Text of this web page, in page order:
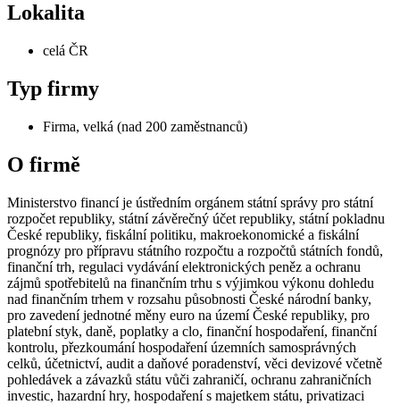
Lokalita
celá ČR
Typ firmy
Firma, velká (nad 200 zaměstnanců)
O firmě
Ministerstvo financí je ústředním orgánem státní správy pro státní
rozpočet republiky, státní závěrečný účet republiky, státní pokladnu
České republiky, fiskální politiku, makroekonomické a fiskální
prognózy pro přípravu státního rozpočtu a rozpočtů státních fondů,
finanční trh, regulaci vydávání elektronických peněz a ochranu
zájmů spotřebitelů na finančním trhu s výjimkou výkonu dohledu
nad finančním trhem v rozsahu působnosti České národní banky,
pro zavedení jednotné měny euro na území České republiky, pro
platební styk, daně, poplatky a clo, finanční hospodaření, finanční
kontrolu, přezkoumání hospodaření územních samosprávných
celků, účetnictví, audit a daňové poradenství, věci devizové včetně
pohledávek a závazků státu vůči zahraničí, ochranu zahraničních
investic, hazardní hry, hospodaření s majetkem státu, privatizaci